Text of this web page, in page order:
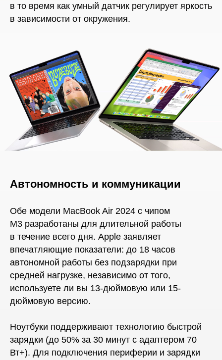
в то время как умный датчик регулирует яркость
в зависимости от окружения.
Автономность и коммуникации
Обе модели MacBook Air 2024 с чипом
M3 разработаны для длительной работы
в течение всего дня. Apple заявляет
впечатляющие показатели: до 18 часов
автономной работы без подзарядки при
средней нагрузке, независимо от того,
используете ли вы 13-дюймовую или 15-
дюймовую версию.
Ноутбуки поддерживают технологию быстрой
зарядки (до 50% за 30 минут с адаптером 70
Вт+). Для подключения периферии и зарядки